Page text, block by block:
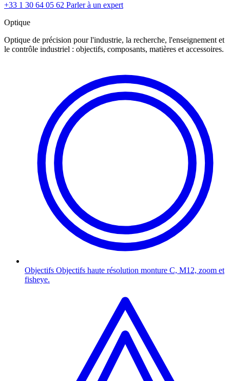
+33 1 30 64 05 62 Parler à un expert
Optique
Optique de précision pour l'industrie, la recherche, l'enseignement et
le contrôle industriel : objectifs, composants, matières et accessoires.
Objectifs Objectifs haute résolution monture C, M12, zoom et
fisheye.